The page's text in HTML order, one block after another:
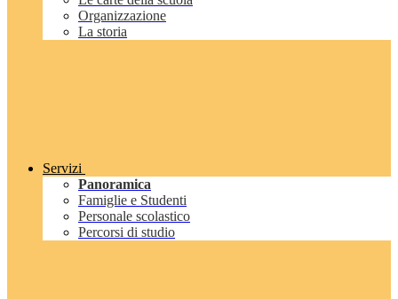
Organizzazione
La storia
Servizi
Panoramica
Famiglie e Studenti
Personale scolastico
Percorsi di studio